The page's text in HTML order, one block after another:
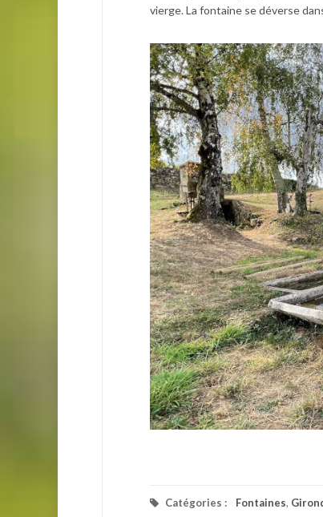
vierge. La fontaine se déverse
Catégories : Fontaines,